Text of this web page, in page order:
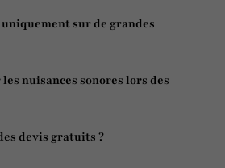
sur de grandes
nuisances sonores lors des
devis gratuits ?